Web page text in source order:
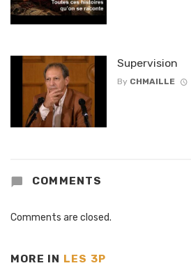
Supervision
By CHMAILLE
COMMENTS
Comments are closed.
MORE IN LES 3P